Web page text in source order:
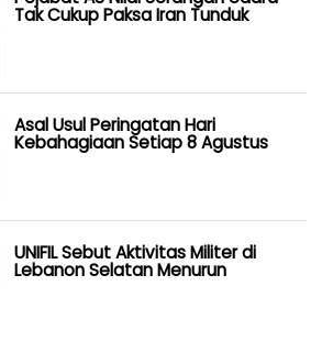
Tak Cukup Paksa Iran Tunduk
Asal Usul Peringatan Hari
Kebahagiaan Setiap 8 Agustus
UNIFIL Sebut Aktivitas Militer di
Lebanon Selatan Menurun